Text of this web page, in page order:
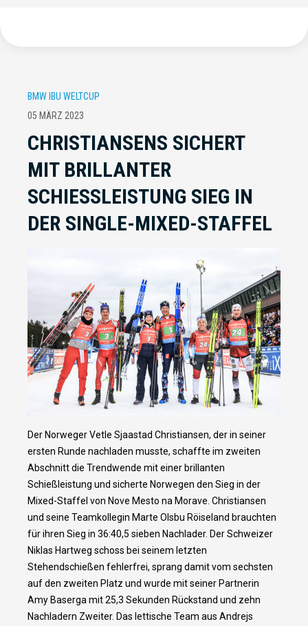
BMW IBU WELTCUP
05 MÄRZ 2023
CHRISTIANSENS SICHERT
MIT BRILLANTER
SCHIESSLEISTUNG SIEG IN D
ER SINGLE-MIXED-STAFFEL
Der Norweger Vetle Sjaastad Christiansen, der in seiner
ersten Runde nachladen musste, schaffte im zweiten
Abschnitt die Trendwende mit einer brillanten
Schießleistung und sicherte Norwegen den Sieg in der
Mixed-Staffel von Nove Mesto na Morave. Christiansen
und seine Teamkollegin Marte Olsbu Röiseland brauchten
für ihren Sieg in 36:40,5 sieben Nachlader. Der Schweizer
Niklas Hartweg schoss bei seinem letzten
Stehendschießen fehlerfrei, sprang damit vom sechsten
auf den zweiten Platz und wurde mit seiner Partnerin
Amy Baserga mit 25,3 Sekunden Rückstand und zehn
Nachladern Zweiter. Das lettische Team aus Andrejs